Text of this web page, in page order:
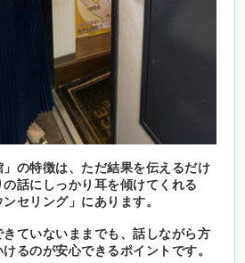
の特徴は、ただ結果を伝えるだけ
話にしっかり耳を傾けてくれる
セリング」にあります。
ていないままでも、話しながら方
るのが安心できるポイントです。